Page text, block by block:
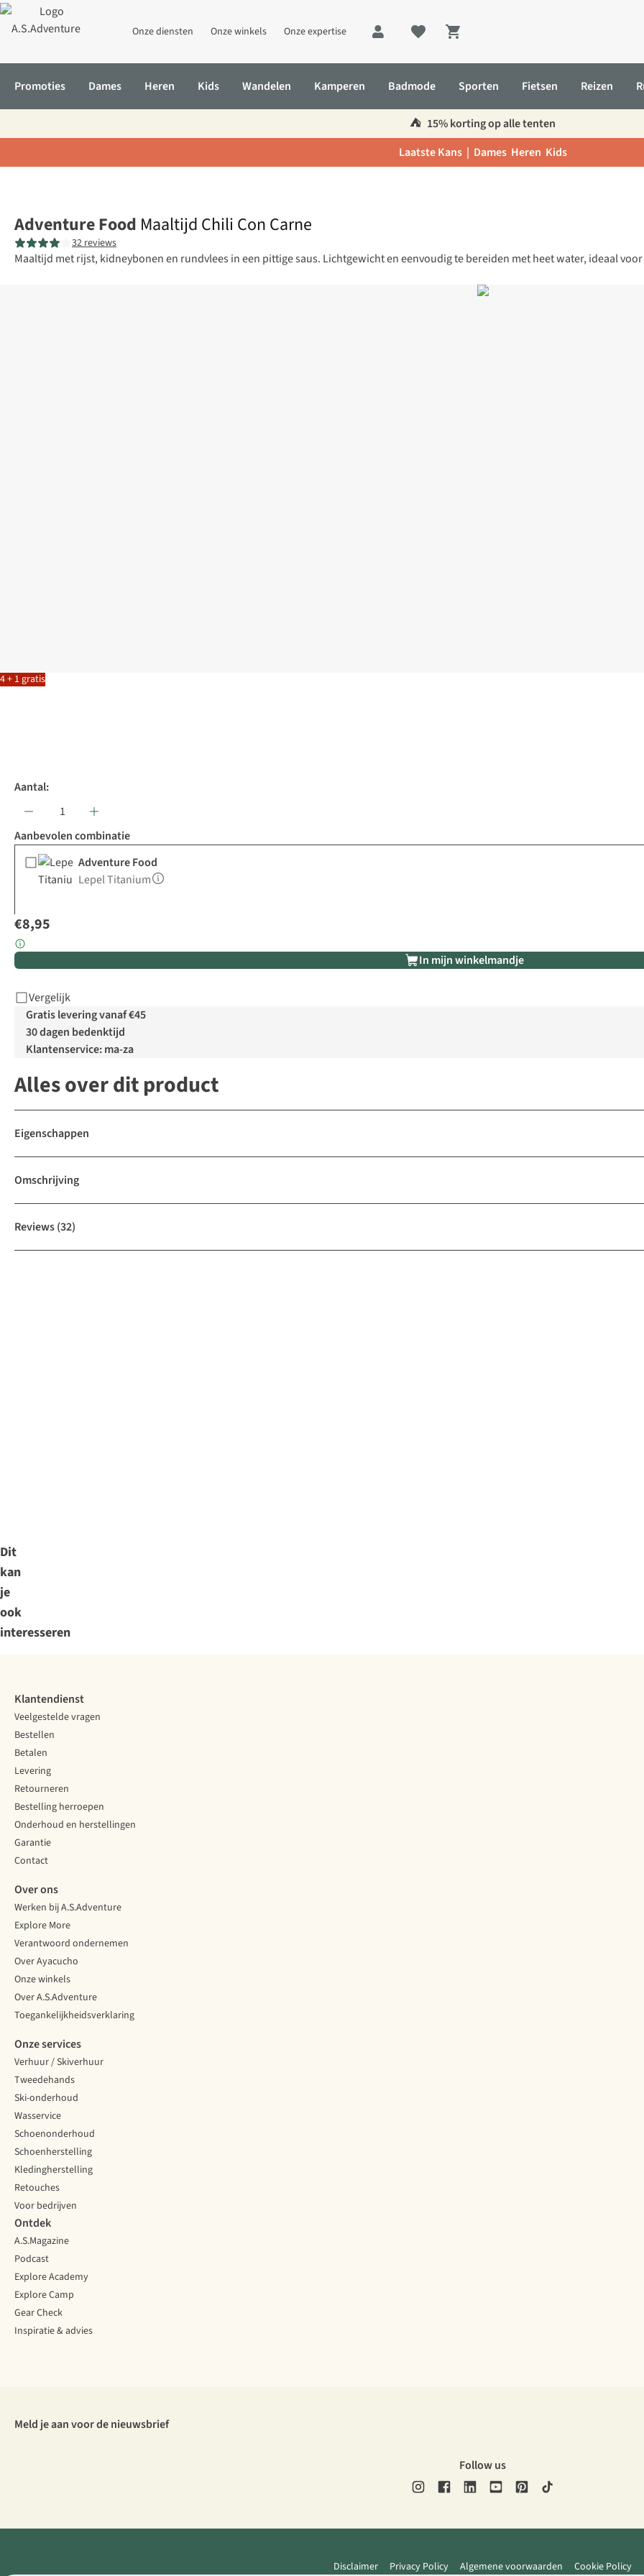
Onze diensten Onze winkels Onze expertise
Shopping cart
Promoties Dames Heren Kids Wandelen Kamperen Badmode Sporten Fietsen Reizen
⛺️ 15% korting op alle tenten
Laatste Kans | Dames Heren Kids
4 + 1 gratis
Adventure Food Maaltijd Chili Con Carne
32 reviews
Maaltijd met rijst, kidneybonen en rundvlees in een pittige saus. Lichtgewicht en eenvoudig te bereiden met heet water, ideaal
Aantal:
Aanbevolen combinatie
Adventure Food
Lepel Titanium
€8,95
In mijn winkelmandje
Vergelijk
Gratis levering vanaf €45
30 dagen bedenktijd
Klantenservice: ma-za
Alles over dit product
Eigenschappen
Omschrijving
Reviews(32)
Dit
kan
je
ook
interesseren
Klantendienst
Veelgestelde vragen
Bestellen
Betalen
Levering
Retourneren
Bestelling herroepen
Onderhoud en herstellingen
Garantie
Contact
Over ons
Werken bij A.S.Adventure
Explore More
Verantwoord ondernemen
Over Ayacucho
Onze winkels
Over A.S.Adventure
Toegankelijkheidsverklaring
Onze services
Verhuur / Skiverhuur
Tweedehands
Ski-onderhoud
Wasservice
Schoenonderhoud
Schoenherstelling
Kledingherstelling
Retouches
Voor bedrijven
Ontdek
A.S.Magazine
Podcast
Explore Academy
Explore Camp
Gear Check
Inspiratie & advies
Meld je aan voor de nieuwsbrief
Follow us
Disclaimer Privacy Policy Algemene voorwaarden Cookie Policy